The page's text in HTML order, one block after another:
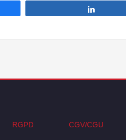
RGPD CGV/CGU